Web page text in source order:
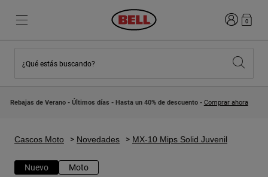
Novedades
Cascos Motocross Niño
Explora Moto
Novedades
Lifestyle
Iniciar0
¿Qué estás buscando?
Rebajas de Verano - Últimos días - Hasta un 40% de descuento - Comprar ahora
Cascos Moto Novedades MX-10 Mips Solid Juvenil
Nuevo Moto